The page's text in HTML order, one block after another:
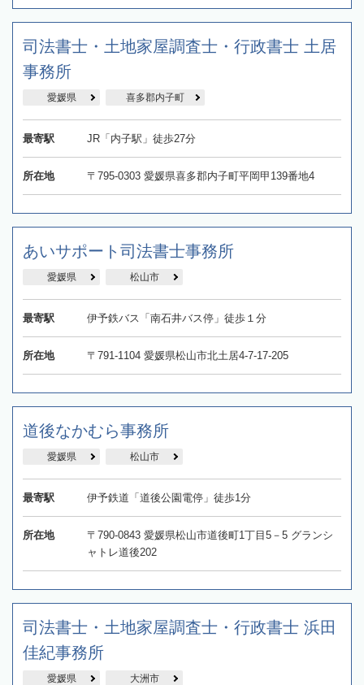
司法書士・土地家屋調査士・行政書士 土居
事務所
愛媛県 喜多郡内子町
最寄駅 JR「内子駅」徒歩27分
所在地 〒795-0303 愛媛県喜多郡内子町平岡甲139番地4
​あいサポート司法書士事務所
愛媛県 松山市
最寄駅 伊予鉄バス「南石井バス停」徒歩１分
所在地 ​〒791-1104 愛媛県松山市北土居4-7-17-205
道後なかむら事務所
愛媛県 松山市
最寄駅 伊予鉄道「道後公園電停」徒歩1分
所在地
〒790-0843 愛媛県松山市道後町1丁目5－5 グランシ
ャトレ道後202
司法書士・土地家屋調査士・行政書士 浜田
佳紀事務所
愛媛県 大洲市